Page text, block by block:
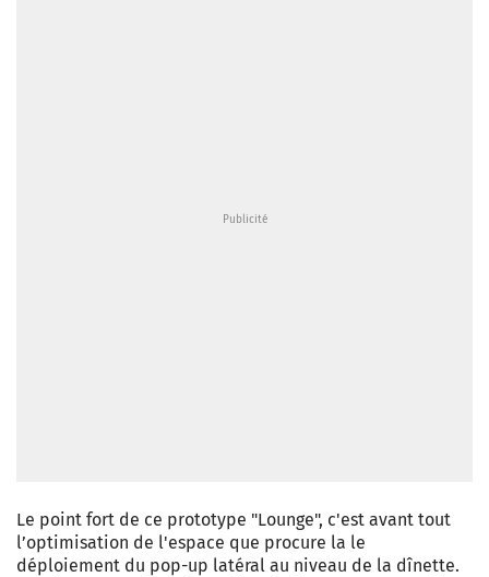
Le point fort de ce prototype "Lounge", c'est avant tout
l’optimisation de l'espace que procure la le
déploiement du pop-up latéral au niveau de la dînette.